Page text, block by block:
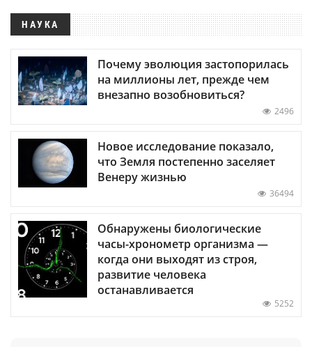
НАУКА
Почему эволюция застопорилась
на миллионы лет, прежде чем
внезапно возобновиться?
2496
Новое исследование показало,
что Земля постепенно заселяет
Венеру жизнью
36494
Обнаружены биологические
часы-хронометр организма —
когда они выходят из строя,
развитие человека
останавливается
5252